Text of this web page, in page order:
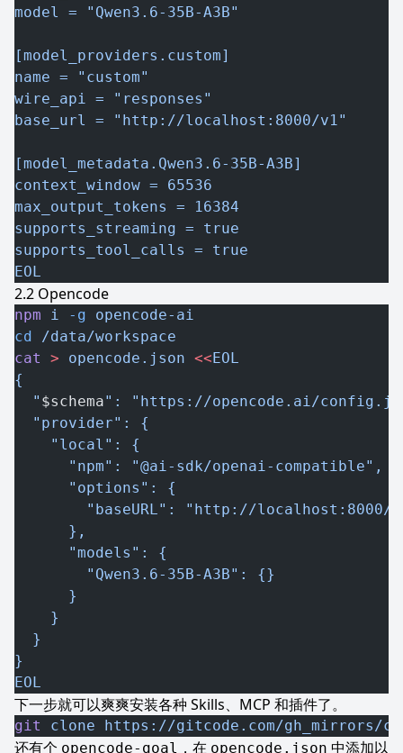
model = "Qwen3.6-35B-A3B"
[model_providers.custom]
name = "custom"
wire_api = "responses"
base_url = "http://localhost:8000/v1"
[model_metadata.Qwen3.6-35B-A3B]
context_window = 65536
max_output_tokens = 16384
supports_streaming = true
supports_tool_calls = true
EOL
Opencode
npm i -g opencode-ai
cd /data/workspace
cat
> opencode.json <<EOL
{
  "
$schema": "https://opencode.ai/
  "provider": {
    "local": {
      "npm": "@ai-sdk/openai-compatible",
      "options": {
"baseURL": "http://localhost:8000/
      },
      "models": {
        "Qwen3.6-35B-A3B": {}
      }
    }
  }
}
EOL
下一步就可以爽爽安装各种 Skills、MCP 和插件了。
git clone https://gitcode.com/gh_mirrors/
还有个 opencode-goal ，在 opencode.json 中添加以